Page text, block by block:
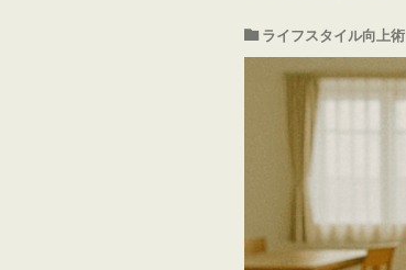
ライフスタイル向上術